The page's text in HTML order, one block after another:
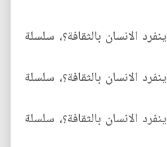
الانسان بالثقافة؟، سلسلة
الانسان بالثقافة؟، سلسلة
الانسان بالثقافة؟، سلسلة